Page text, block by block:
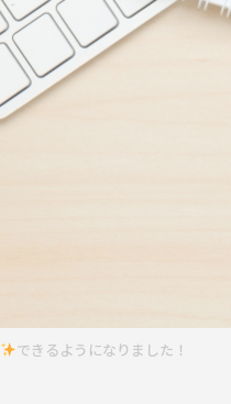
できるようになりました！